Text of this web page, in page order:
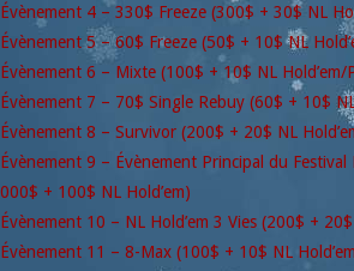
Évènement 4 – 330$ Freeze (300$ + 30$ NL
Évènement 5 – 60$ Freeze (50$ + 10$ NL
Évènement 6 – Mixte (100$ + 10$ NL Hold’em/
Évènement 7 – 70$ Single Rebuy (60$ + 10$
Évènement 8 – Survivor (200$ + 20$ NL
Évènement 9 – Évènement Principal du
000$ + 100$ NL Hold’em)
Évènement 10 – NL Hold’em 3 Vies (200$ + 20$
Évènement 11 – 8-Max (100$ + 10$ NL